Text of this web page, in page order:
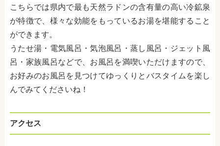
こちらでは県内で最も天然ラドンの含有量の高い冷鉱泉
が特徴で、様々な効能をもっているお湯を堪能すること
ができます。
うたせ湯・電気風呂・気泡風呂・蒸し風呂・ジェット風
呂・家族風呂などで、お風呂を満喫いただけますので、
お好みのお風呂を見つけてゆっくりとバスタイムを楽し
んでみてくださいね！
アクセス